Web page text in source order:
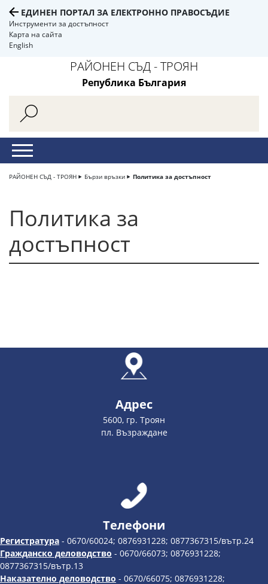
ЕДИНЕН ПОРТАЛ ЗА ЕЛЕКТРОННО ПРАВОСЪДИЕ
Инструменти за достъпност
Карта на сайта
English
РАЙОНЕН СЪД - ТРОЯН
Република България
РАЙОНЕН СЪД - ТРОЯН Бързи връзки Политика за достъпност
Политика за
достъпност
Адрес
5600, гр. Троян
пл. Възраждане
Телефони
Регистратура - 0670/60024; 0876931228; 0877367315/вътр.24
Гражданско деловодство - 0670/66073; 0876931228;
0877367315/вътр.13
Наказателно деловодство - 0670/66075; 0876931228;